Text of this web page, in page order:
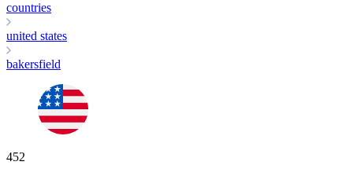
countries
united states
bakersfield
452